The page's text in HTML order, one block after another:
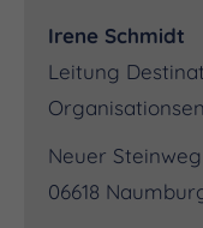
Irene Schmidt
Leitung
Neuer Steinweg
06618